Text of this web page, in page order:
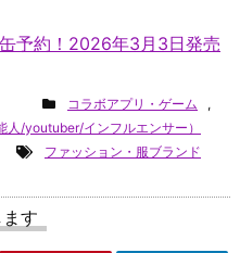
予約！2026年3月3日発売
コラボアプリ・ゲーム
,
人/youtuber/インフルエンサー）
ファッション・服ブランド
す